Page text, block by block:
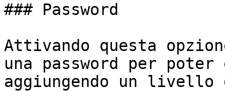
### Password
Attivando questa
una password per
aggiungendo un